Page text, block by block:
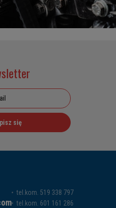
się
tel.kom. 519 338 797
tel.kom. 601 161 286